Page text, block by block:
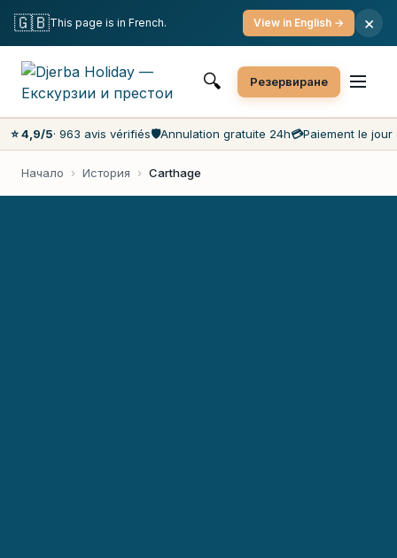
Безплатна отмяна
Най-ниски цени на пазара
Обслужване на клиенти 7 дни в седмицата
🔍 Резервиране
⭐ 4,9/5· 963 avis vérifiés🛡️Annulation gratuite 24h💳Paiement le jour
Начало › История › Carthage
🇬🇧This page is in French. View in English → ×